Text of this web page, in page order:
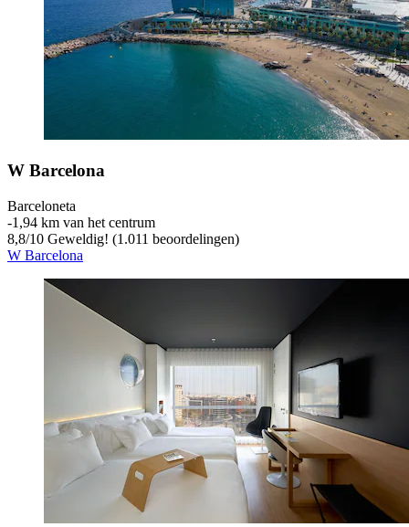
W Barcelona
Barceloneta
‐1,94 km van het centrum
8,8/10 Geweldig! (1.011 beoordelingen)
W Barcelona